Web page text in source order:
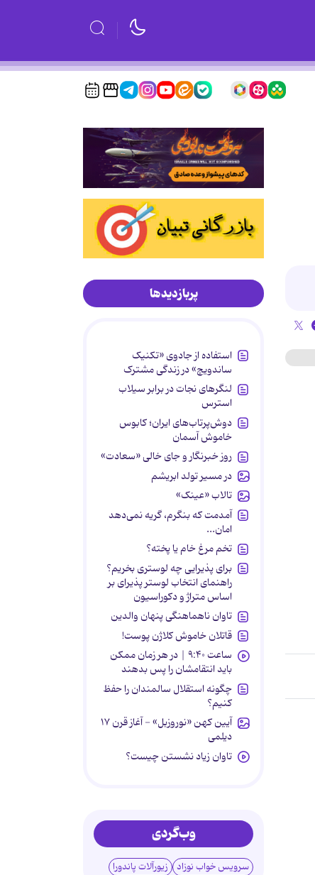
پربازدیدها
استفاده از جادوی «تکنیک
ساندویچ» در زندگی مشترک
لنگرهای نجات در برابر سیلاب
استرس
دوش‌پرتاب‌های ایران؛ کابوس
خاموش آسمان
روز خبرنگار و جای خالی «سعادت»
در مسیر تولد ابریشم
تالاب «عینک»
آمدمت که بنگرم، گریه نمی‌دهد
امان...
تخم مرغ خام یا پخته؟
برای پذیرایی چه لوستری بخریم؟
راهنمای انتخاب لوستر پذیرای بر
اساس متراژ و دکوراسیون
تاوان ناهماهنگی پنهان والدین
قاتلان خاموش کلاژن پوست!
ساعت ۹:۴۰ | در هر زمان ممکن
باید انتقامشان را پس بدهند
چگونه استقلال سالمندان را حفظ
کنیم؟
آیین کهن «نوروزبل» - آغاز قرن ۱۷
دیلمی
تاوان زیاد نشستن چیست؟
وب‌گردی
سرویس خواب نوزاد زیورآلات پاندورا